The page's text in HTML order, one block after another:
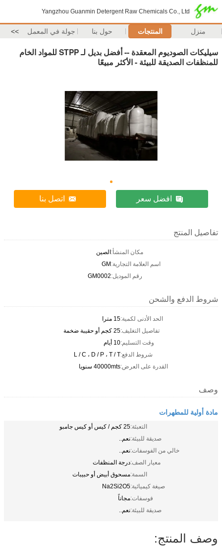
Yangzhou Guanmin Detergent Raw Chemicals Co., Ltd
منزل المنتجات حول بنا جولة في المعمل >>
سيليكات الصوديوم المعقدة -- أفضل بديل لـ STPP للمواد الخام
للمنظفات الصديقة للبيئة - الأكثر مبيعًا
افضل سعر اتصل بنا
تفاصيل المنتج
مكان المنشأ:الصين
اسم العلامة التجارية:GM
رقم الموديل:GM0002
شروط الدفع والشحن
الحد الأدنى لكمية:15 مترا
تفاصيل التغليف:25 كجم أو حقيبة ضخمة
وقت التسليم:10 أيام
شروط الدفع:L / C ، D / P ، T / T
القدرة على العرض:40000mts سنويا
وصف
مادة أولية للمطهرات
التعبئة:25 كجم / كيس أو كيس جامبو
صديقة للبيئة:نعم..
خالي من الفوسفات:نعم..
معيار الصف:درجة المنظفات
السمة:مسحوق أبيض أو حبيبات
صيغة كيميائية:Na2Si2O5
فوسفات:مجاناً
صديقة للبيئة:نعم..
وصف المنتج: